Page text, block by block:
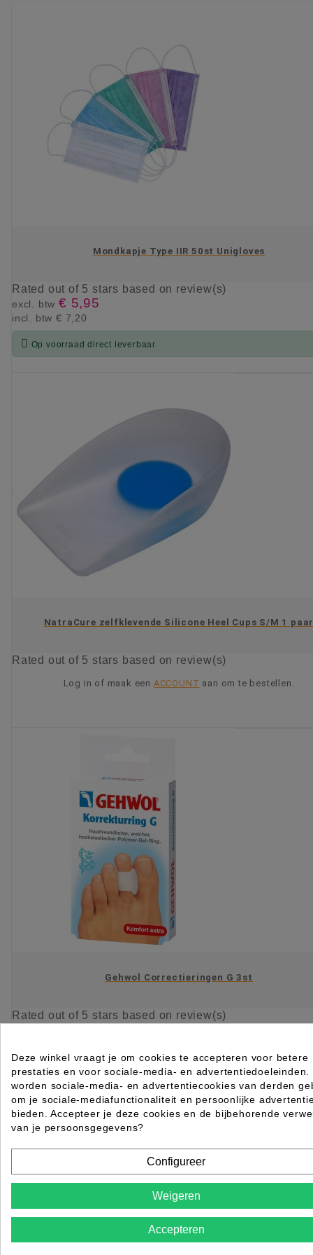
Mondkapje Type IIR 50st Unigloves
Rated out of 5 stars based on review(s)
excl. btw € 5,95
incl. btw € 7,20
 Op voorraad direct leverbaar
NatraCure zelfklevende Silicone Heel Cups S/M 1
Rated out of 5 stars based on review(s)
Log in of maak een ACCOUNT aan om te bestellen.
Gehwol Correctieringen G 3st
Rated out of 5 stars based on review(s)
KIES OPTIE
Deze winkel vraagt je om cookies te accepteren voor betere
prestaties en voor sociale-media- en advertentiedoeleinden.
worden sociale-media- en advertentiecookies van derden
om je sociale-mediafunctionaliteit en persoonlijke
bieden. Accepteer je deze cookies en de bijbehorende
van je persoonsgegevens?
Configureer
Weigeren
Accepteren